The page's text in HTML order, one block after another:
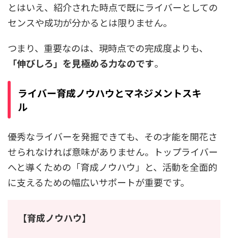
とはいえ、紹介された時点で既にライバーとしての
センスや成功が分かるとは限りません。
つまり、重要なのは、現時点での完成度よりも、
「伸びしろ」を見極める力なのです。
ライバー育成ノウハウとマネジメントスキ
ル
優秀なライバーを発掘できても、その才能を開花さ
せられなければ意味がありません。トップライバー
へと導くための「育成ノウハウ」と、活動を全面的
に支えるための幅広いサポートが重要です。
【育成ノウハウ】